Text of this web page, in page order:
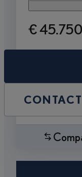
€ 45.750